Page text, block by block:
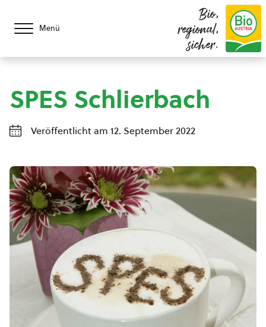
Menü
Bio,
regional,
sicher.
SPES Schlierbach
Veröffentlicht am 12. September 2022